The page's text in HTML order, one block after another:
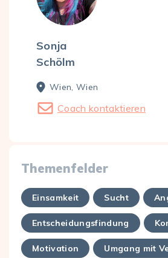
Sonja
Schölm
Wien, Wien
Coach kontaktieren
Themenfelder
Einsamkeit Sucht
Entscheidungsfindung
Motivation Umgang mit